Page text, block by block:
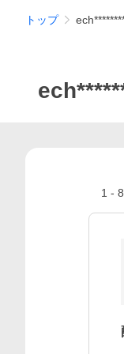
トップ
1 - 8